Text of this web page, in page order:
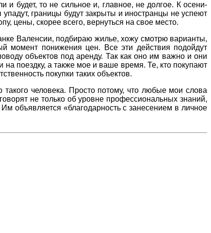
будет, то не сильное и, главное, не долгое. К осени-
границы будут закрыты и иностранцы не успеют
цены, скорее всего, вернуться на свое место.
Валенсии, подбираю жилье, хожу смотрю варианты,
момент понижения цен. Все эти действия подойдут
объектов под аренду. Так как оно им важно и они
поездку, а также мое и ваше время. Те, кто покупают
покупки таких объектов.
человека. Просто потому, что любые мои слова
не только об уровне профессиональных знаний,
объявляется «благодарность с занесением в личное